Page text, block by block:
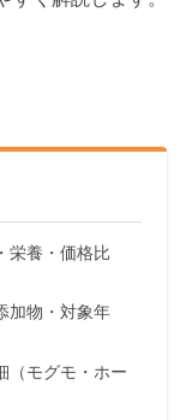
栄養・価格比
加物・対象年
（モグモ・ホー